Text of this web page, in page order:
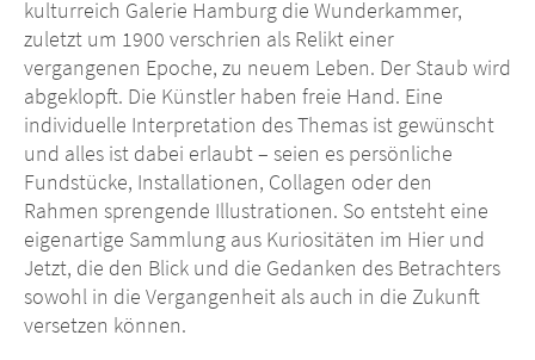
kulturreich Galerie Hamburg die Wunderkammer,
zuletzt um 1900 verschrien als Relikt einer
vergangenen Epoche, zu neuem Leben. Der Staub wird
abgeklopft. Die Künstler haben freie Hand. Eine
individuelle Interpretation des Themas ist gewünscht
und alles ist dabei erlaubt – seien es persönliche
Fundstücke, Installationen, Collagen oder den
Rahmen sprengende Illustrationen. So entsteht eine
eigenartige Sammlung aus Kuriositäten im Hier und
Jetzt, die den Blick und die Gedanken des Betrachters
sowohl in die Vergangenheit als auch in die Zukunft
versetzen können.